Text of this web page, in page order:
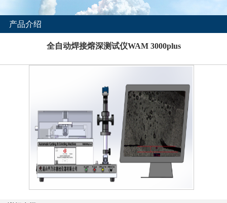
产品介绍
全自动焊接熔深测试仪WAM 3000plus